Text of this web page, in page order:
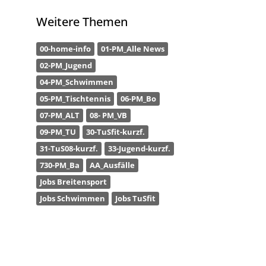
Weitere Themen
00-home-info
01-PM_Alle News
02-PM_Jugend
04-PM_Schwimmen
05-PM_Tischtennis
06-PM_Bo
07-PM_ALT
08- PM_VB
09-PM_TU
30-TuSfit-kurzf.
31-TuS08-kurzf.
33-Jugend-kurzf.
730-PM_Ba
AA_Ausfälle
Jobs Breitensport
Jobs Schwimmen
Jobs TuSfit